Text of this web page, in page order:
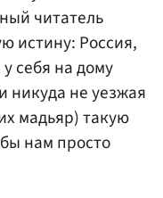
читатель
истину: Россия,
себя на дому
никуда не уезжая
мадьяр) такую
нам просто